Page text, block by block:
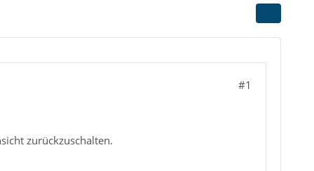
#1
zurückzuschalten.